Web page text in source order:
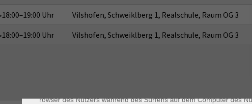
•18:00–19:00 Uhr Vilshofen, Schweiklberg 1, Realschule, Raum OG 3
•18:00–19:00 Uhr Vilshofen, Schweiklberg 1, Realschule, Raum OG 3
rowser des Nutzers während des Surfens auf dem Computer des